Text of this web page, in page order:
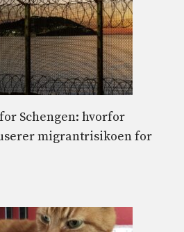
Schengen: hvorfor
migrantrisikoen for